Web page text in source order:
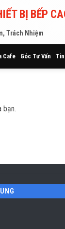
BỊ BẾP
Trách Nhiệm
Cafe Góc Tư Vấn
bạn.